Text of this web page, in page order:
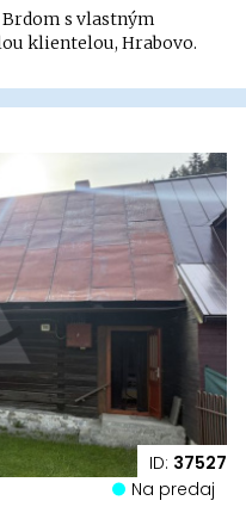
Brdom s vlastným
klientelou, Hrabovo.
ID: 37527
Na predaj